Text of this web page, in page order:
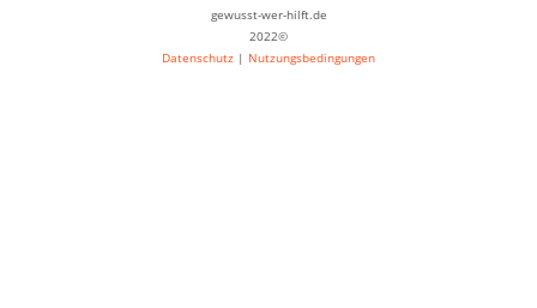
gewusst-wer-hilft.de
2022©
Datenschutz | Nutzungsbedingungen